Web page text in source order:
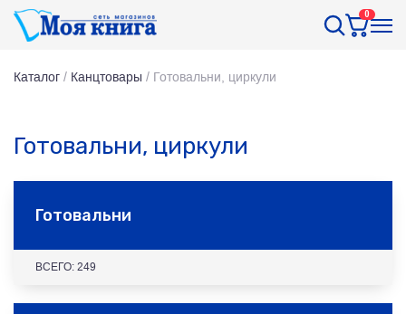
0
Каталог / Канцтовары / Готовальни, циркули
Готовальни, циркули
Готовальни
ВСЕГО: 249